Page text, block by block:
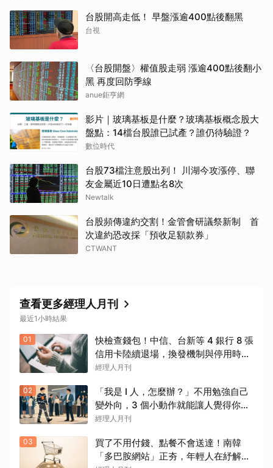
台股開高走低！ 早盤漲逾400點後翻黑
台視
〈台股開盤〉權值股走弱 漲逾400點後翻小
黑 再度回防季線
anue鉅亨網
影片｜玻璃基板是什麼？玻璃基板概念股大
盤點：14檔台股誰已試產？誰仍待驗證？
數位時代
台股73檔注意股出列！ 川湖今攻漲停、聯
友金屬近10日遭點名8次
Newtalk
台股頻傳違約交割！金管會研議祭新制 首
次違約恐改採「預收足額款券」
CTWANT
查看更多經理人月刊
最近1小時結果
01
快檢查錢包！中信、台新等 4 銀行 8 張
信用卡陸續退場，換發機制與停用時間
一次看
經理人月刊
02
「我是 I 人，怎麼辦？」不用勉強自己
變外向，3 個小動作就能讓人覺得你很
好聊
經理人月刊
03
買了不用付錢、點餐不會送達！南韓
「多巴胺網站」正夯，年輕人在紓解什